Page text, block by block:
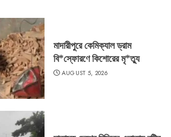
মাদারীপুরে কেমিক্যাল ড্রাম
বি*স্ফোরণে কিশোরের মৃ*ত্যু
AUGUST 5, 2026